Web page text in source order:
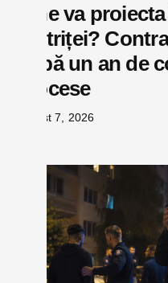
Cine va
Bistriței?
după un an de
procese
august 7, 2026